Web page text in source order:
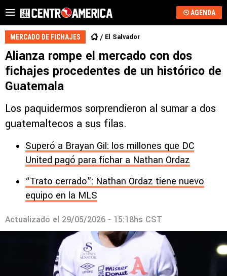
AGENDA
MERCADO DE FICHAJES El Salvador
Alianza rompe el mercado con dos
fichajes procedentes de un histórico de
Guatemala
Los paquidermos sorprendieron al sumar a dos
guatemaltecos a sus filas.
Superó a Brayan Gil: los millones que DC
United pagó para fichar a Nathan Ordaz
“Trato cerrado”: Nathan Ordaz tiene nuevo
equipo en la MLS
Actualizado el 29/05/2026 - 15:18hs CST